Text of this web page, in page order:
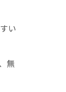
い
無